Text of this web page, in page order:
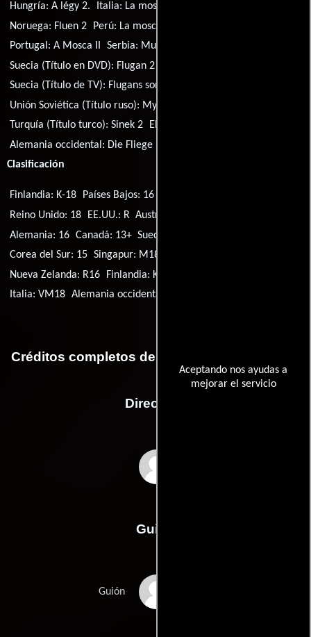
Aceptando nos ayudas a
mejorar el servicio
Hungría:A légy 2. Italia: La mosca 2
Noruega: Fluen 2 Perú: La mosca II
Portugal:A Mosca II Serbia: Muva 2
Suecia (Título en DVD): Flugan 2
Suecia (Título de TV): Flugans son
Unión Soviética (Título ruso): Муха 2
Turquía (Título turco):Sinek 2 EE.UU. (DVD):
Alemania occidental: Die Fliege II
Clasificación
Finlandia: K-18 Países Bajos: 16
Reino Unido: 18
EE.UU.: R Australia: M
Alemania: 16 Canadá: 13+ Suecia: 15
Corea del Sur: 15 Singapur: M18
Nueva Zelanda: R16
Finlandia: K-16
Italia: VM18 Alemania occidental: 18
Créditos completos de la película La mosca II
Dirección
Guión
Guión